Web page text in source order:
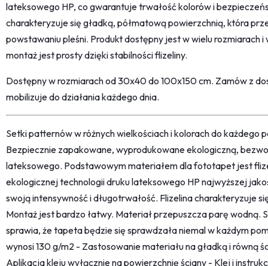
lateksowego HP, co gwarantuje trwałość kolorów i
charakteryzuje się gładką, półmatową powierzchnią, która
powstawaniu pleśni. Produkt dostępny jest w wielu rozmiarach
montaż jest prosty dzięki stabilności flizeliny.
Dostępny w rozmiarach od 30x40 do 100x150 cm. Zamów z
mobilizuje do działania każdego dnia.
Setki patternów w różnych wielkościach i kolorach do każdego
Bezpiecznie zapakowane, wyprodukowane ekologiczną,
lateksowego. Podstawowym materiałem dla fototapet jest
ekologicznej technologii druku lateksowego HP najwyższej
swoją intensywność i długotrwałość. Flizelina charakteryzuje
Montaż jest bardzo łatwy. Materiał przepuszcza parę wodną.
sprawia, że tapeta będzie się sprawdzała niemal w każdym
wynosi 130 g/m2 - Zastosowanie materiału na gładką i równą
Aplikacja kleju wyłącznie na powierzchnię ściany - Klej i